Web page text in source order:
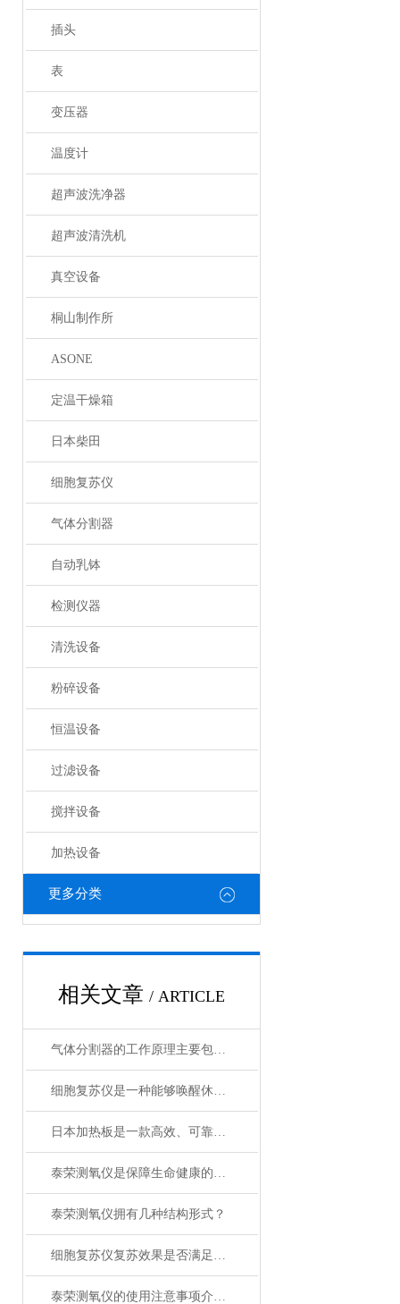
插头
表
变压器
温度计
超声波洗净器
超声波清洗机
真空设备
桐山制作所
ASONE
定温干燥箱
日本柴田
细胞复苏仪
气体分割器
自动乳钵
检测仪器
清洗设备
粉碎设备
恒温设备
过滤设备
搅拌设备
加热设备
更多分类
相关文章 / ARTICLE
气体分割器的工作原理主要包括以下3个方面
细胞复苏仪是一种能够唤醒休眠状态细胞的创新设备
日本加热板是一款高效、可靠的加热设备
泰荣测氧仪是保障生命健康的重要工具
泰荣测氧仪拥有几种结构形式？
细胞复苏仪复苏效果是否满足您的实际要求？
泰荣测氧仪的使用注意事项介绍及操作规程